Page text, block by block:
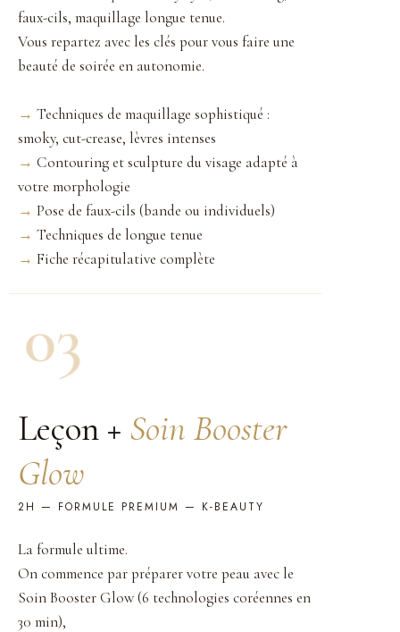
faux-cils, maquillage longue tenue.
Vous repartez avec les clés pour vous faire une
beauté de soirée en autonomie.
→ Techniques de maquillage sophistiqué :
smoky, cut-crease, lèvres intenses
→ Contouring et sculpture du visage adapté à
votre morphologie
→ Pose de faux-cils (bande ou individuels)
→ Techniques de longue tenue
→ Fiche récapitulative complète
Leçon + Soin Booster
Glow
2H — FORMULE PREMIUM — K-BEAUTY
La formule ultime.
On commence par préparer votre peau avec le
Soin Booster Glow (6 technologies coréennes en
30 min),